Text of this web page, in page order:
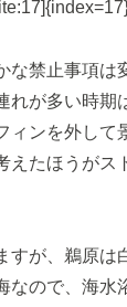
な禁止事項は
れが多い時期
ィンを外して
えたほうがス
すが、鵜原は
なので、海水